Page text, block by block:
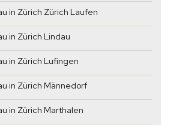
in Zürich Zürich Laufen
in Zürich Lindau
in Zürich Lufingen
in Zürich Männedorf
in Zürich Marthalen